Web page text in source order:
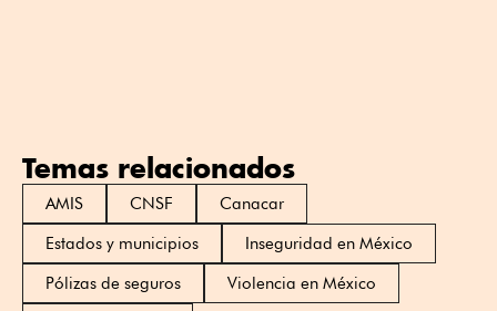
Temas relacionados
AMIS CNSF
Canacar
Estados y municipios
Inseguridad en México
Pólizas de seguros
Violencia en México